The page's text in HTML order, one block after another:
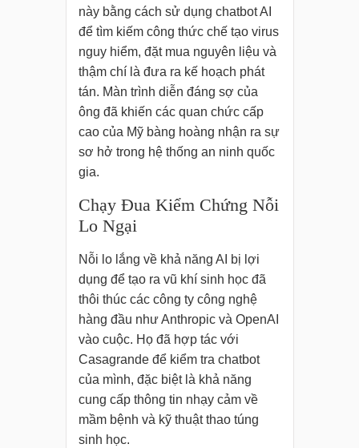
này bằng cách sử dụng chatbot AI
để tìm kiếm công thức chế tạo virus
nguy hiểm, đặt mua nguyên liệu và
thậm chí là đưa ra kế hoạch phát
tán. Màn trình diễn đáng sợ của
ông đã khiến các quan chức cấp
cao của Mỹ bàng hoàng nhận ra sự
sơ hở trong hệ thống an ninh quốc
gia.
Chạy Đua Kiểm Chứng Nỗi
Lo Ngại
Nỗi lo lắng về khả năng AI bị lợi
dụng để tạo ra vũ khí sinh học đã
thôi thúc các công ty công nghệ
hàng đầu như Anthropic và OpenAI
vào cuộc. Họ đã hợp tác với
Casagrande để kiểm tra chatbot
của mình, đặc biệt là khả năng
cung cấp thông tin nhạy cảm về
mầm bệnh và kỹ thuật thao túng
sinh học.